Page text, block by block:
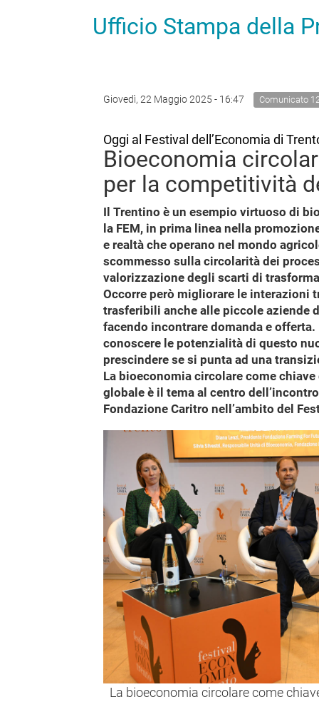
Ufficio Stampa della
Giovedì, 22 Maggio 2025 - 16:47 Comunicato
Oggi al Festival dell’Economia di
Bioeconomia
per la competitività
Il Trentino è un esempio virtuoso di
la FEM, in prima linea nella
e realtà che operano nel mondo
scommesso sulla circolarità dei
valorizzazione degli scarti di
Occorre però migliorare le
trasferibili anche alle piccole aziende
facendo incontrare domanda e
conoscere le potenzialità di questo
prescindere se si punta ad una
La bioeconomia circolare come
globale è il tema al centro
Fondazione Caritro nell’ambito del
La bioeconomia circolare come